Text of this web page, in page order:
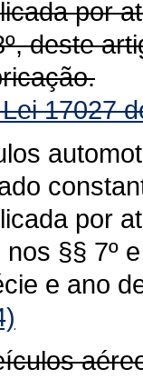
por
deste
17027
por
§§ 7º
e ano